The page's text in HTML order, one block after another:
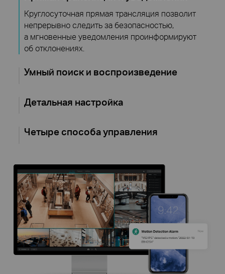
Круглосуточная прямая трансляция позволит
непрерывно следить за безопасностью,
а мгновенные уведомления проинформируют
об отклонениях.
Умный поиск и воспроизведение
Детальная настройка
Четыре способа управления